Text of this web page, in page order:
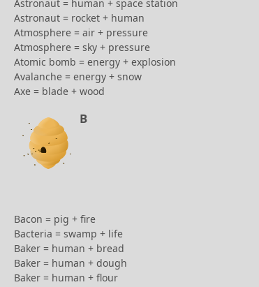
Astronaut = human + space station
Astronaut = rocket + human
Atmosphere = air + pressure
Atmosphere = sky + pressure
Atomic bomb = energy + explosion
Avalanche = energy + snow
Axe = blade + wood
B
Bacon = pig + fire
Bacteria = swamp + life
Baker = human + bread
Baker = human + dough
Baker = human + flour